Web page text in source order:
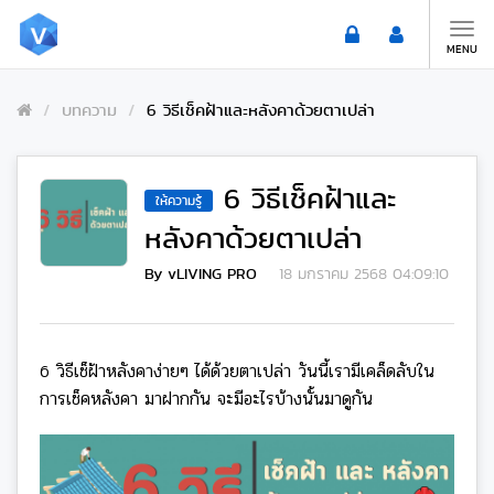
Toggle
MENU
บทความ 6 วิธีเช็คฝ้าและหลังคาด้วยตาเปล่า
ให้ความรู้
6 วิธีเช็คฝ้าและ
หลังคาด้วยตาเปล่า
By vLIVING PRO 18 มกราคม 2568 04:09:10
6 วิธีเช็ฝ้าหลังคาง่ายๆ ได้ด้วยตาเปล่า วันนี้เรามีเคล็ดลับใน
การเช็คหลังคา มาฝากกัน จะมีอะไรบ้างนั้นมาดูกัน